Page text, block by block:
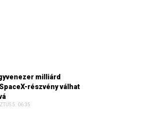
milliárd
részvény válhat
5. 06:35